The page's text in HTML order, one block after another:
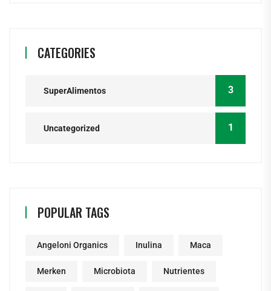
CATEGORIES
SuperAlimentos 3
Uncategorized 1
POPULAR TAGS
Angeloni Organics Inulina Maca
Merken Microbiota Nutrientes